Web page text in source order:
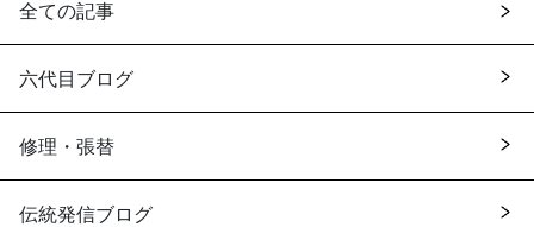
全ての記事
六代目ブログ
修理・張替
伝統発信ブログ